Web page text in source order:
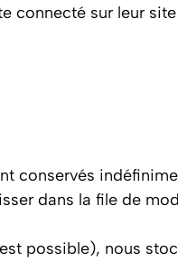
connecté sur leur
conservés
dans la file de
possible), nous